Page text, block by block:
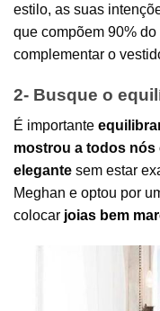
estilo, as suas
que compõem 90%
complementar o
2- Busque o
É importante
mostrou a todos
elegante sem estar
Meghan e optou por
colocar joias bem